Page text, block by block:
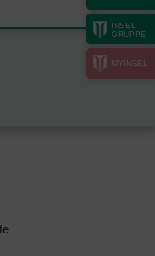
INSEL
GRUPPE
MYINSEL